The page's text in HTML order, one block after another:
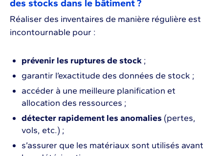
des stocks dans le bâtiment ?
Réaliser des inventaires de manière régulière est
incontournable pour :
prévenir les ruptures de stock ;
garantir l’exactitude des données de stock ;
accéder à une meilleure planification et
allocation des ressources ;
détecter rapidement les anomalies (pertes,
vols, etc.) ;
s’assurer que les matériaux sont utilisés avant